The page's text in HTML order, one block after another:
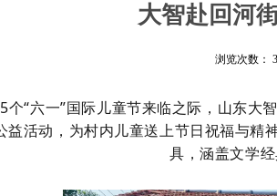
大智赴回河
浏览次数：
个“六一”国际儿童节来临之际， 山东大
活动， 为村内儿童送上节日祝福与精
具，涵盖文学